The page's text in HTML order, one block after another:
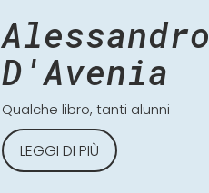
Alessandro
D'Avenia
Qualche libro, tanti alunni
LEGGI DI PIÙ